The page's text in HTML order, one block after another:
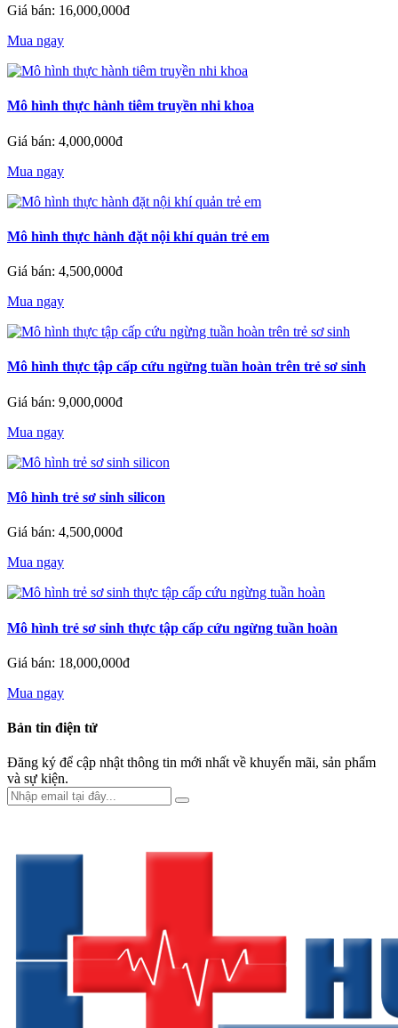
Giá bán: 16,000,000đ
Mua ngay
Mô hình thực hành tiêm truyền nhi khoa
Giá bán: 4,000,000đ
Mua ngay
Mô hình thực hành đặt nội khí quản trẻ em
Giá bán: 4,500,000đ
Mua ngay
Mô hình thực tập cấp cứu ngừng tuần hoàn trên trẻ sơ sinh
Giá bán: 9,000,000đ
Mua ngay
Mô hình trẻ sơ sinh silicon
Giá bán: 4,500,000đ
Mua ngay
Mô hình trẻ sơ sinh thực tập cấp cứu ngừng tuần hoàn
Giá bán: 18,000,000đ
Mua ngay
Bản tin điện tử
Đăng ký để cập nhật thông tin mới nhất về khuyến mãi, sản phẩm
và sự kiện.